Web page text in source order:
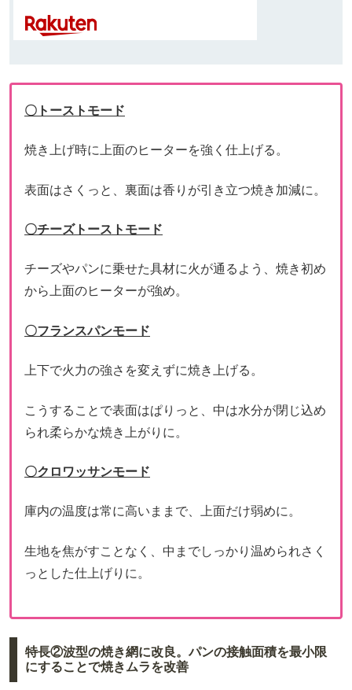
〇トーストモード
焼き上げ時に上面のヒーターを強く仕上げる。
表面はさくっと、裏面は香りが引き立つ焼き加減に。
〇チーズトーストモード
チーズやパンに乗せた具材に火が通るよう、焼き初め
から上面のヒーターが強め。
〇フランスパンモード
上下で火力の強さを変えずに焼き上げる。
こうすることで表面はぱりっと、中は水分が閉じ込め
られ柔らかな焼き上がりに。
〇クロワッサンモード
庫内の温度は常に高いままで、上面だけ弱めに。
生地を焦がすことなく、中までしっかり温められさく
っとした仕上げりに。
特長②波型の焼き網に改良。パンの接触面積を最小限
にすることで焼きムラを改善